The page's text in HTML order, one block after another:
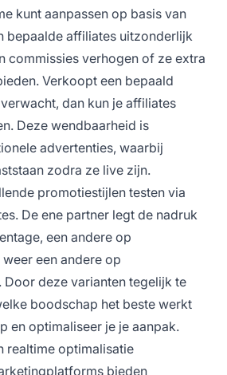
kunt aanpassen op basis van
bepaalde affiliates uitzonderlijk
commissies verhogen of ze extra
Verkoopt een bepaald
dan kun je affiliates
Deze wendbaarheid is
advertenties, waarbij
zodra ze live zijn.
promotiestijlen testen via
De ene partner legt de nadruk
een andere op
een andere op
deze varianten tegelijk te
boodschap het beste werkt
en optimaliseer je je aanpak.
realtime optimalisatie
bieden